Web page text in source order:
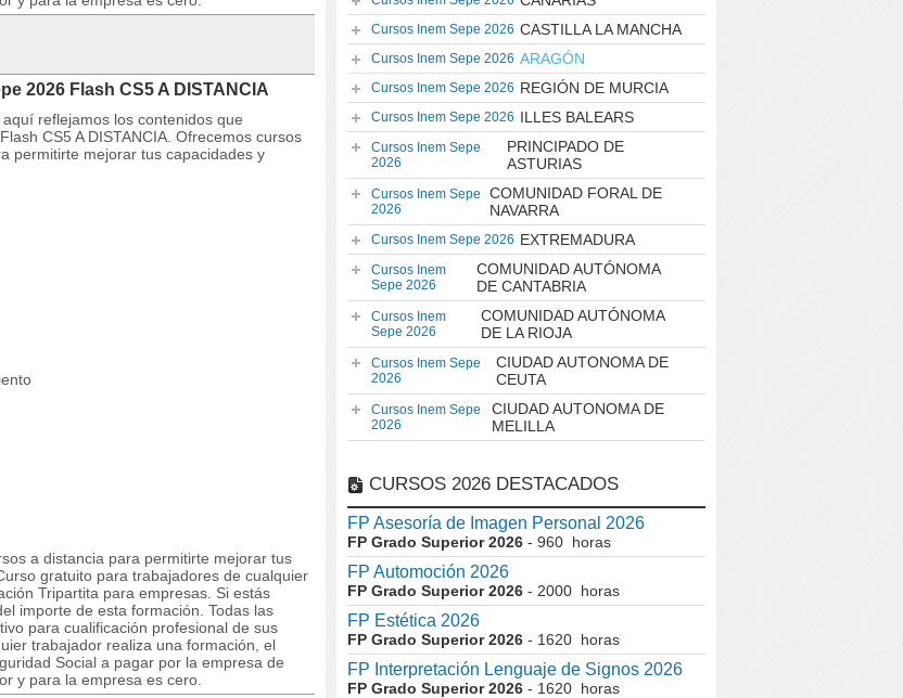
2026 Flash CS5 A DISTANCIA
reflejamos los contenidos que
CS5 A DISTANCIA. Ofrecemos cursos
permitirte mejorar tus capacidades y
a distancia para permitirte mejorar tus
gratuito para trabajadores de cualquier
Tripartita para empresas. Si estás
importe de esta formación. Todas las
para cualificación profesional de sus
trabajador realiza una formación, el
Social a pagar por la empresa de
y para la empresa es cero.
Cursos Inem Sepe 2026 CASTILLA LA MANCHA
Cursos Inem Sepe 2026 ARAGÓN
Cursos Inem Sepe 2026 REGIÓN DE MURCIA
Cursos Inem Sepe 2026 ILLES BALEARS
Cursos Inem Sepe
2026
PRINCIPADO DE
ASTURIAS
Cursos Inem Sepe
2026
COMUNIDAD FORAL DE
NAVARRA
Cursos Inem Sepe 2026 EXTREMADURA
Cursos Inem
Sepe 2026
COMUNIDAD AUTÓNOMA
DE CANTABRIA
Cursos Inem
Sepe 2026
COMUNIDAD AUTÓNOMA
DE LA RIOJA
Cursos Inem Sepe
2026
CIUDAD AUTONOMA DE
CEUTA
Cursos Inem Sepe
2026
CIUDAD AUTONOMA DE
MELILLA
CURSOS 2026 DESTACADOS
FP Asesoría de Imagen Personal 2026
FP Grado Superior 2026 - 960 horas
FP Automoción 2026
FP Grado Superior 2026 - 2000 horas
FP Estética 2026
FP Grado Superior 2026 - 1620 horas
FP Interpretación Lenguaje de Signos 2026
FP Grado Superior 2026 - 1620 horas